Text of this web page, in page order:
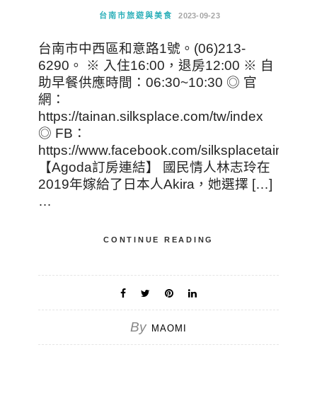
台南市旅遊與美食 2023-09-23
台南市中西區和意路1號。(06)213-
6290。 ※ 入住16:00，退房12:00 ※ 自
助早餐供應時間：06:30~10:30 ◎ 官
網：
https://tainan.silksplace.com/tw/index
◎ FB：
https://www.facebook.com/silksplacetainan/
【Agoda訂房連結】 國民情人林志玲在
2019年嫁給了日本人Akira，她選擇 […]
…
CONTINUE READING
By MAOMI